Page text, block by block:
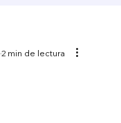
2 min de lectura